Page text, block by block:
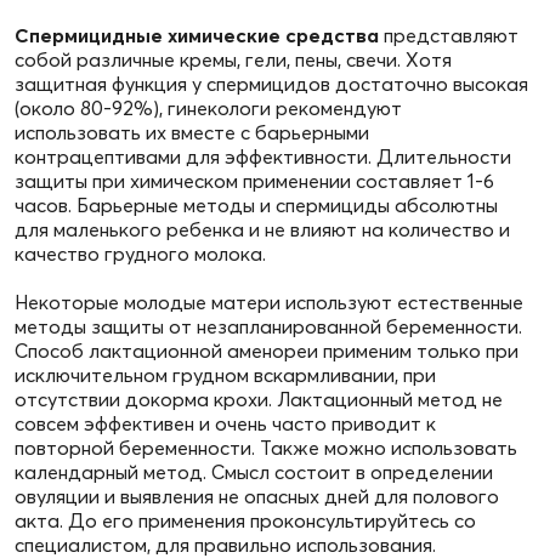
Спермицидные химические средства представляют
собой различные кремы, гели, пены, свечи. Хотя
защитная функция у спермицидов достаточно высокая
(около 80-92%), гинекологи рекомендуют
использовать их вместе с барьерными
контрацептивами для эффективности. Длительности
защиты при химическом применении составляет 1-6
часов. Барьерные методы и спермициды абсолютны
для маленького ребенка и не влияют на количество и
качество грудного молока.
Некоторые молодые матери используют естественные
методы защиты от незапланированной беременности.
Способ лактационной аменореи применим только при
исключительном грудном вскармливании, при
отсутствии докорма крохи. Лактационный метод не
совсем эффективен и очень часто приводит к
повторной беременности. Также можно использовать
календарный метод. Смысл состоит в определении
овуляции и выявления не опасных дней для полового
акта. До его применения проконсультируйтесь со
специалистом, для правильно использования.